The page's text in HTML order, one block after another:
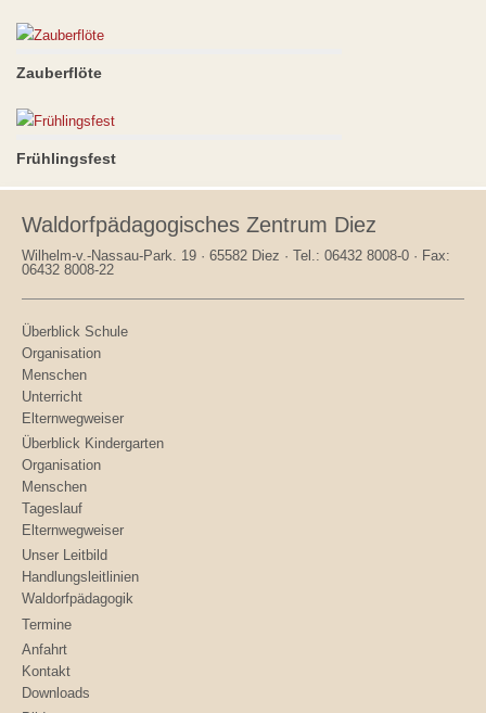
Zauberflöte
Frühlingsfest
Waldorfpädagogisches Zentrum Diez
Wilhelm-v.-Nassau-Park. 19 · 65582 Diez · Tel.: 06432 8008-0 · Fax:
06432 8008-22
Überblick Schule
Organisation
Menschen
Unterricht
Elternwegweiser
Überblick Kindergarten
Organisation
Menschen
Tageslauf
Elternwegweiser
Unser Leitbild
Handlungsleitlinien
Waldorfpädagogik
Termine
Anfahrt
Kontakt
Downloads